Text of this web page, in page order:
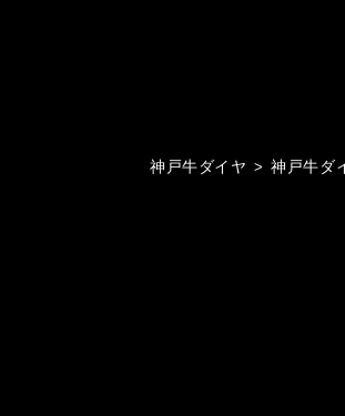
神戸牛ダイヤ > 神戸牛ダ